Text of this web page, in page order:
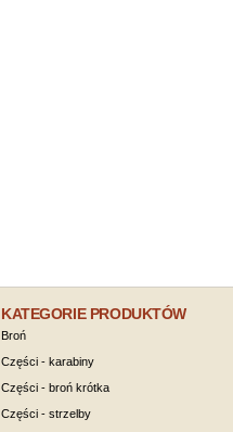
KATEGORIE PRODUKTÓW
Broń
Części - karabiny
Części - broń krótka
Części - strzelby